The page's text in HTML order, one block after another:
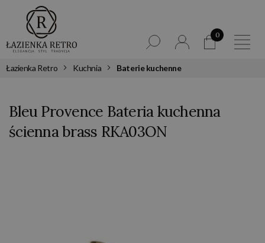
0
Łazienka Retro Kuchnia Baterie kuchenne
Bleu Provence Bateria kuchenna
ścienna brass RKA03ON